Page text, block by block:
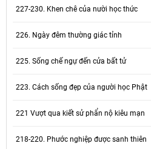
227-230. Khen chê của nười học thức
226. Ngày đêm thường giác tỉnh
225. Sống chế ngự đến cửa bất tử
223. Cách sống đẹp của người học Phật
221 Vượt qua kiết sử phẩn nộ kiêu mạn
218-220. Phước nghiệp được sanh thiên